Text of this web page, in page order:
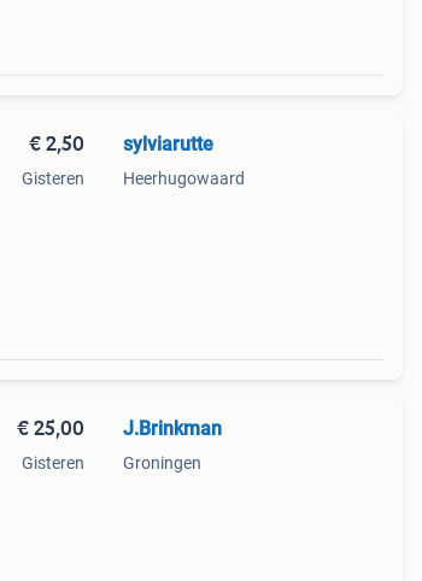
€ 2,50
Gisteren
sylviarutte
Heerhugowaard
€ 25,00
Gisteren
J.Brinkman
Groningen